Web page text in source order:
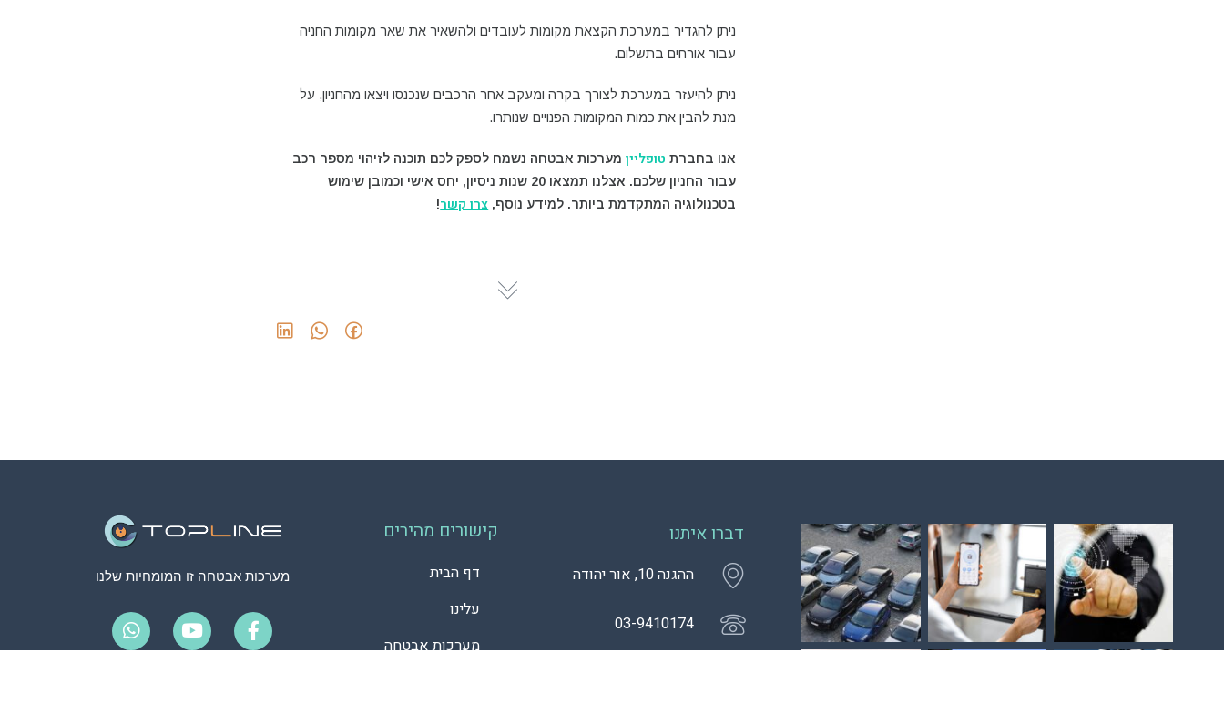
ניתן להגדיר במערכת הקצאת מקומות לעובדים ולהשאיר את שאר מקומות החניה
עבור אורחים בתשלום.
ניתן להיעזר במערכת לצורך בקרה ומעקב אחר הרכבים שנכנסו ויצאו מהחניון, על
מנת להבין את כמות המקומות הפנויים שנותרו.
אנו בחברת טופלייןמערכות אבטחה נשמח לספק לכם תוכנה לזיהוי מספר רכב
עבור החניון שלכם. אצלנו תמצאו 20 שנות ניסיון, יחס אישי וכמובן שימוש
בטכנולוגיה המתקדמת ביותר. למידע נוסף, צרו קשר!
דברו איתנו
ההגנה 10, אור יהודה
03-9410174
קישורים מהירים
דף הבית
עלינו
מערכות אבטחה
מערכות אבטחה זו המומחיות שלנו